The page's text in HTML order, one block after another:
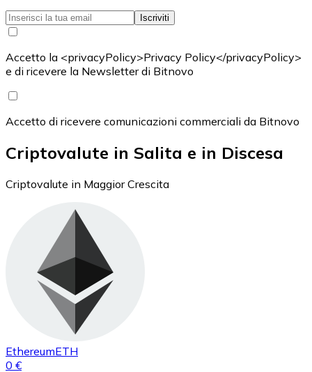
Iscriviti
Accetto la <privacyPolicy>Privacy Policy</privacyPolicy>
e di ricevere la Newsletter di Bitnovo
Accetto di ricevere comunicazioni commerciali da Bitnovo
Criptovalute in Salita e in Discesa
Criptovalute in Maggior Crescita
EthereumETH
0 €